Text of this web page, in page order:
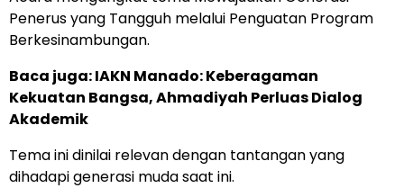
Penerus yang Tangguh melalui Penguatan Program
Berkesinambungan.
Baca juga: IAKN Manado: Keberagaman
Kekuatan Bangsa, Ahmadiyah Perluas Dialog
Akademik
Tema ini dinilai relevan dengan tantangan yang
dihadapi generasi muda saat ini.